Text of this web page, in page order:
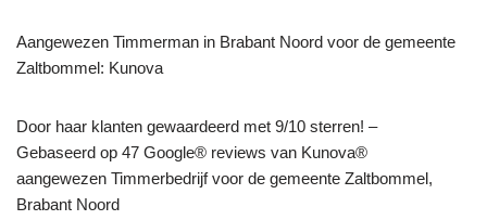
Aangewezen Timmerman in Brabant Noord voor de gemeente
Zaltbommel: Kunova
Door haar klanten gewaardeerd met 9/10 sterren! –
Gebaseerd op 47 Google® reviews van Kunova®
aangewezen Timmerbedrijf voor de gemeente Zaltbommel,
Brabant Noord